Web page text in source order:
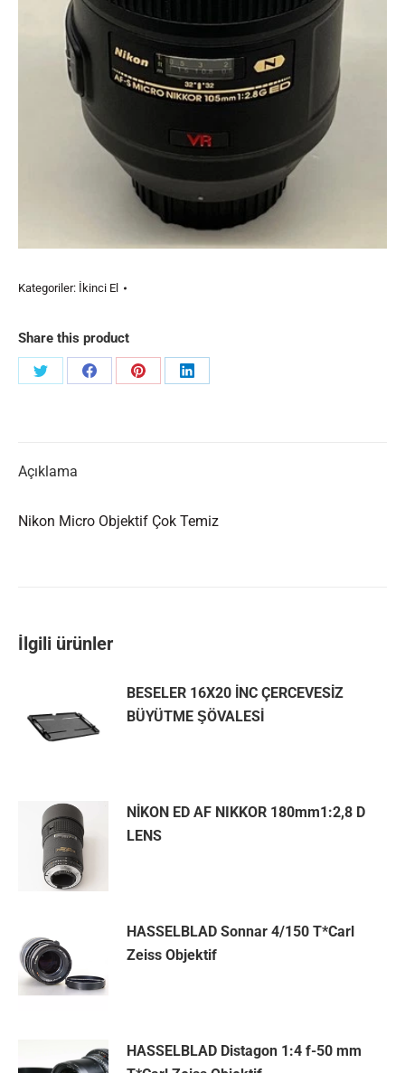
Kategoriler: İkinci El
Share this product
Share
Share
Share
Share
Açıklama
Nikon Micro Objektif Çok Temiz
İlgili ürünler
BESELER 16X20 İNC ÇERCEVESİZ
BÜYÜTME ŞÖVALESİ
NİKON ED AF NIKKOR 180mm1:2,8 D
LENS
HASSELBLAD Sonnar 4/150 T*Carl
Zeiss Objektif
HASSELBLAD Distagon 1:4 f-50 mm